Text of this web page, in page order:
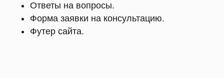
Ответы на вопросы.
Форма заявки на консультацию.
Футер сайта.